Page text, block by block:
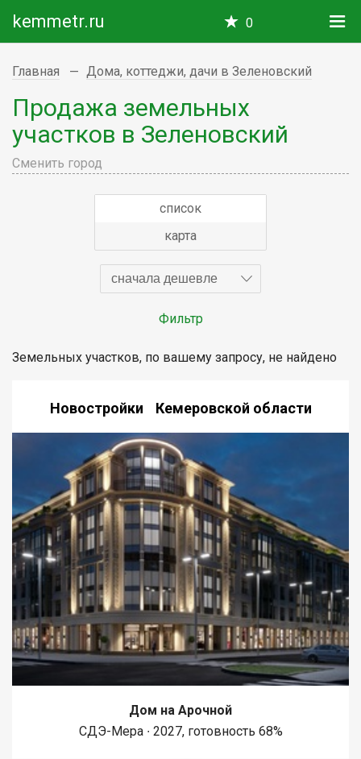
kemmetr.ru 0
Главная Дома, коттеджи, дачи в Зеленовский
Продажа земельных
участков в Зеленовский
Сменить город
список
карта
сначала дешевле
Фильтр
Земельных участков, по вашему запросу, не найдено
Новостройки Кемеровской области
Дом на Арочной
СДЭ-Мера ∙ 2027, готовность 68%